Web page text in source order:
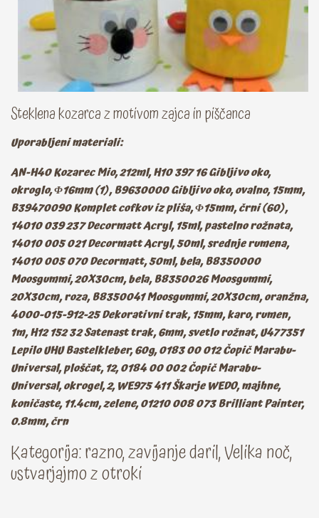
Steklena kozarca z motivom zajca in piščanca
Uporabljeni materiali:
AN-H40 Kozarec Mio, 212ml, H10 397 16 Gibljivo oko,
okroglo, Φ16mm (1), B9630000 Gibljivo oko, ovalno, 15mm,
B39470090 Komplet cofkov iz pliša, Φ15mm, črni (60),
14010 039 237 Decormatt Acryl, 15ml, pastelno rožnata,
14010 005 021 Decormatt Acryl, 50ml, srednje rumena,
14010 005 070 Decormatt, 50ml, bela, B8350000
Moosgummi, 20X30cm, bela, B8350026 Moosgummi,
20X30cm, roza, B8350041 Moosgummi, 20X30cm, oranžna,
4000-015-912-25 Dekorativni trak, 15mm, karo, rumen,
1m, H12 152 32 Satenast trak, 6mm, svetlo rožnat, U477351
Lepilo UHU Bastelkleber, 60g, 0183 00 012 Čopič Marabu-
Universal, ploščat, 12, 0184 00 002 Čopič Marabu-
Universal, okrogel, 2, WE975 411 Škarje WEDO, majhne,
koničaste, 11.4cm, zelene, 01210 008 073 Brilliant Painter,
0.8mm, črn
Kategorija: razno, zavijanje daril, Velika noč,
ustvarjajmo z otroki